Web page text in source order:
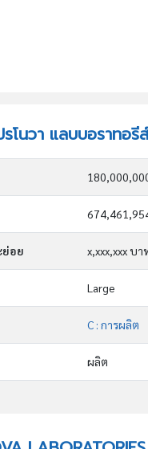
โนวา แลบบอราทอรี
อย x,xxx,xxx บา
Large
C : การผลิต
ผลิต